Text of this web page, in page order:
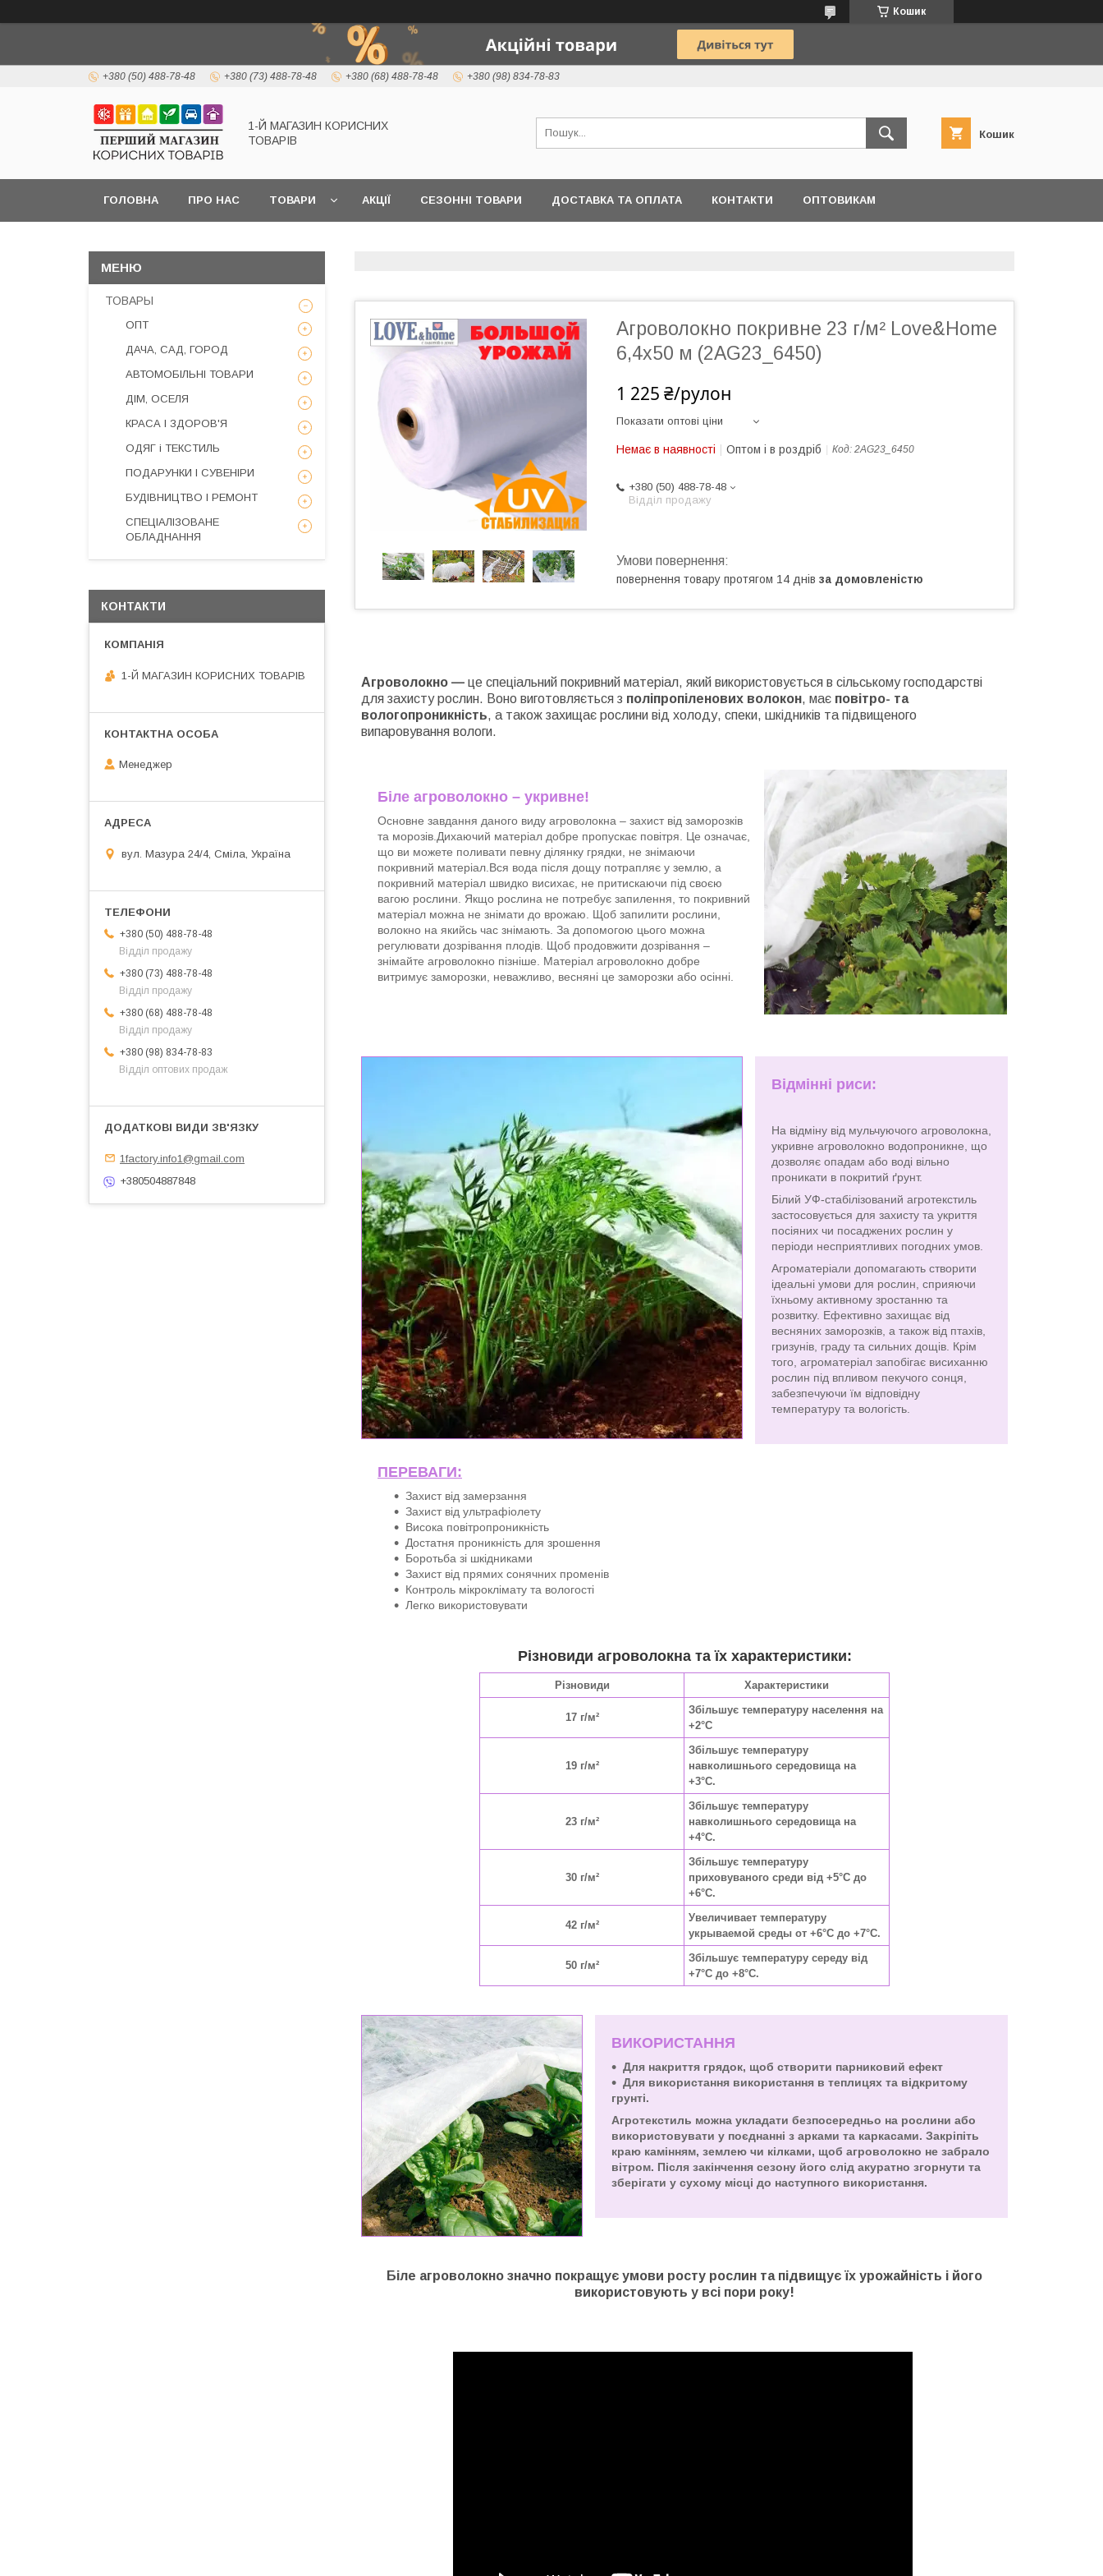
Кошик
+380 (50) 488-78-48 +380 (73) 488-78-48 +380 (68) 488-78-48 +380 (98) 834-78-83
1-Й МАГАЗИН КОРИСНИХ
ТОВАРІВ
Кошик
ГОЛОВНА ПРО НАС ТОВАРИ АКЦІЇ СЕЗОННІ ТОВАРИ ДОСТАВКА ТА ОПЛАТА КОНТАКТИ ОПТОВИКАМ
Агроволокно покривне 23 г/м² Love&Home
6,4х50 м (2AG23_6450)
1 225 ₴/рулон
Показати оптові ціни
Немає в наявності Оптом і в роздріб Код: 2AG23_6450
+380 (50) 488-78-48
Відділ продажу
повернення товару протягом 14 днів за домовленістю
Агроволокно — це спеціальний покривний матеріал, який використовується в сільському господарстві
для захисту рослин. Воно виготовляється з поліпропіленових волокон, має повітро- та
вологопроникність, а також захищає рослини від холоду, спеки, шкідників та підвищеного
випаровування вологи.
Біле агроволокно – укривне!
Основне завдання даного виду агроволокна – захист від заморозків
та морозів.Дихаючий матеріал добре пропускає повітря. Це означає,
що ви можете поливати певну ділянку грядки, не знімаючи
покривний матеріал.Вся вода після дощу потрапляє у землю, а
покривний матеріал швидко висихає, не притискаючи під своєю
вагою рослини. Якщо рослина не потребує запилення, то покривний
матеріал можна не знімати до врожаю. Щоб запилити рослини,
волокно на якийсь час знімають. За допомогою цього можна
регулювати дозрівання плодів. Щоб продовжити дозрівання –
знімайте агроволокно пізніше. Матеріал агроволокно добре
витримує заморозки, неважливо, весняні це заморозки або осінні.
Відмінні риси:
На відміну від мульчуючого агроволокна,
укривне агроволокно водопроникне, що
дозволяє опадам або воді вільно
проникати в покритий ґрунт.
Білий УФ-стабілізований агротекстиль
застосовується для захисту та укриття
посіяних чи посаджених рослин у
періоди несприятливих погодних умов.
Агроматеріали допомагають створити
ідеальні умови для рослин, сприяючи
їхньому активному зростанню та
розвитку. Ефективно захищає від
весняних заморозків, а також від птахів,
гризунів, граду та сильних дощів. Крім
того, агроматеріал запобігає висиханню
рослин під впливом пекучого сонця,
забезпечуючи їм відповідну
температуру та вологість.
ПЕРЕВАГИ:
Захист від замерзання
Захист від ультрафіолету
Висока повітропроникність
Достатня проникність для зрошення
Боротьба зі шкідниками
Захист від прямих сонячних променів
Контроль мікроклімату та вологості
Легко використовувати
Різновиди агроволокна та їх характеристики:
Різновиди Характеристики
17 г/м²
Збільшує температуру населення на
+2°C
19 г/м²
Збільшує температуру
навколишнього середовища на
+3°C.
23 г/м²
Збільшує температуру
навколишнього середовища на
+4°C.
30 г/м²
Збільшує температуру
приховуваного среди від +5°C до
+6°C.
42 г/м²
Увеличивает температуру
укрываемой среды от +6°C до +7°C.
50 г/м²
Збільшує температуру середу від
+7°C до +8°C.
ВИКОРИСТАННЯ
Для накриття грядок, щоб створити парниковий ефект
Для використання використання в теплицях та відкритому
грунті.
Агротекстиль можна укладати безпосередньо на рослини або
використовувати у поєднанні з арками та каркасами. Закріпіть
краю камінням, землею чи кілками, щоб агроволокно не забрало
вітром. Після закінчення сезону його слід акуратно згорнути та
зберігати у сухому місці до наступного використання.
Біле агроволокно значно покращує умови росту рослин та підвищує їх урожайність і його
використовують у всі пори року!
ТОВАРЫ
ОПТ
ДАЧА, САД, ГОРОД
АВТОМОБІЛЬНІ ТОВАРИ
ДІМ, ОСЕЛЯ
КРАСА І ЗДОРОВ'Я
ОДЯГ і ТЕКСТИЛЬ
ПОДАРУНКИ І СУВЕНІРИ
БУДІВНИЦТВО І РЕМОНТ
СПЕЦІАЛІЗОВАНЕ
ОБЛАДНАННЯ
КОНТАКТИ
1-Й МАГАЗИН КОРИСНИХ ТОВАРІВ
Менеджер
вул. Мазура 24/4, Сміла, Україна
+380 (50) 488-78-48
Відділ продажу
+380 (73) 488-78-48
Відділ продажу
+380 (68) 488-78-48
Відділ продажу
+380 (98) 834-78-83
Відділ оптових продаж
1factory.info1@gmail.com
+380504887848